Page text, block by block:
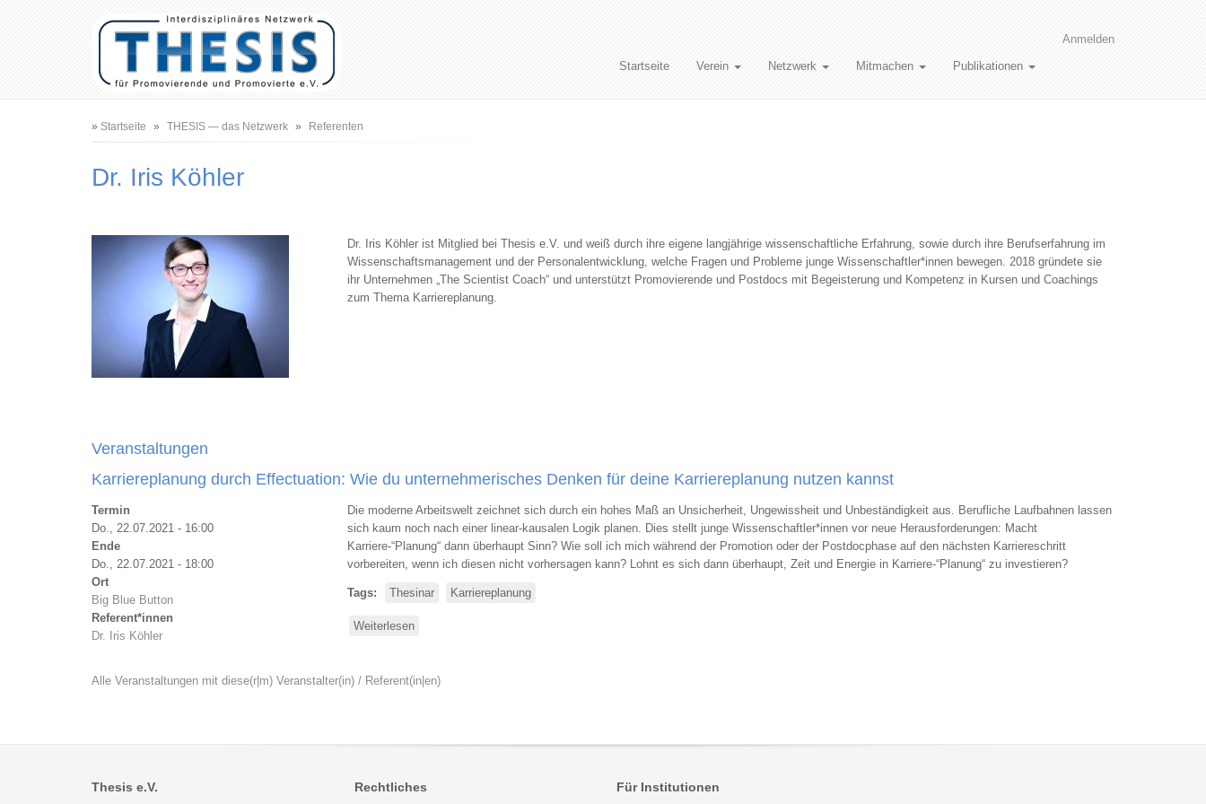
Benutzermenü
Anmelden
Hauptnavigation
Startseite Verein Netzwerk Mitmachen Publikationen
Pfadnavigation
Startseite THESIS — das Netzwerk Referenten
Dr. Iris Köhler
Dr. Iris Köhler ist Mitglied bei Thesis e.V. und weiß durch ihre eigene langjährige wissenschaftliche Erfahrung, sowie durch ihre Berufserfahrung im
Wissenschaftsmanagement und der Personalentwicklung, welche Fragen und Probleme junge Wissenschaftler*innen bewegen. 2018 gründete sie
ihr Unternehmen „The Scientist Coach“ und unterstützt Promovierende und Postdocs mit Begeisterung und Kompetenz in Kursen und Coachings
zum Thema Karriereplanung.
Veranstaltungen
Karriereplanung durch Effectuation: Wie du unternehmerisches Denken für deine Karriereplanung nutzen kannst
Termin
Do., 22.07.2021 - 16:00
Ende
Do., 22.07.2021 - 18:00
Ort
Big Blue Button
Referent*innen
Dr. Iris Köhler
Die moderne Arbeitswelt zeichnet sich durch ein hohes Maß an Unsicherheit, Ungewissheit und Unbeständigkeit aus. Berufliche Laufbahnen lassen
sich kaum noch nach einer linear-kausalen Logik planen. Dies stellt junge Wissenschaftler*innen vor neue Herausforderungen: Macht
Karriere-“Planung“ dann überhaupt Sinn? Wie soll ich mich während der Promotion oder der Postdocphase auf den nächsten Karriereschritt
vorbereiten, wenn ich diesen nicht vorhersagen kann? Lohnt es sich dann überhaupt, Zeit und Energie in Karriere-“Planung“ zu investieren?
Tags Thesinar Karriereplanung
Weiterlesen
Effectuation:
deine
Alle Veranstaltungen mit diese(r|m) Veranstalter(in) / Referent(in|en)
Thesis e.V. Rechtliches Für Institutionen